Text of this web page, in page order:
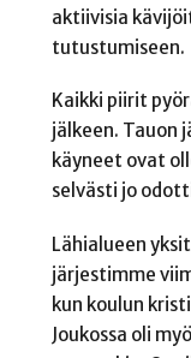
aktiivisia
tutustumiseen.
Kaikki piirit
jälkeen. Tauon
käyneet ovat
selvästi jo
Lähialueen
järjestimme
kun koulun
Joukossa oli